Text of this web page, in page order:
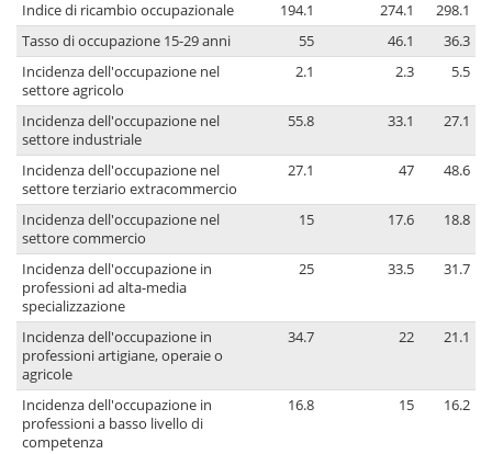
Indice di ricambio occupazionale
194.1 274.1
298.1
Tasso di occupazione 15-29 anni
55 46.1
36.3
Incidenza dell'occupazione nel
settore agricolo
2.1 2.3 5.5
Incidenza dell'occupazione nel
settore industriale
55.8 33.1 27.1
Incidenza dell'occupazione nel
settore terziario extracommercio
27.1 47 48.6
Incidenza dell'occupazione nel
settore commercio
15 17.6 18.8
Incidenza dell'occupazione in
professioni ad alta-media
specializzazione
25 33.5 31.7
Incidenza dell'occupazione in
professioni artigiane, operaie o
agricole
34.7 22 21.1
Incidenza dell'occupazione in
professioni a basso livello di
competenza
16.8 15 16.2